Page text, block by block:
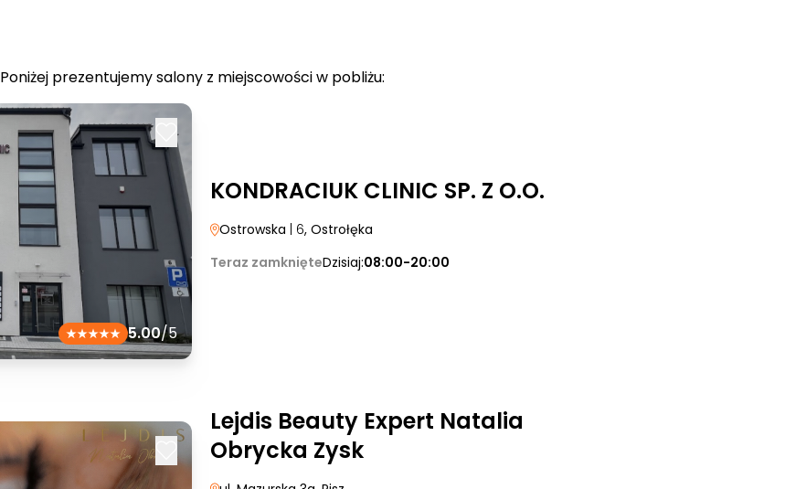
Poniżej prezentujemy salony z miejscowości w pobliżu:
5.00/5
KONDRACIUK CLINIC SP. Z O.O.
Ostrowska | 6, Ostrołęka
Teraz zamknięteDzisiaj:08:00-20:00
Lejdis Beauty Expert Natalia
Obrycka Zysk